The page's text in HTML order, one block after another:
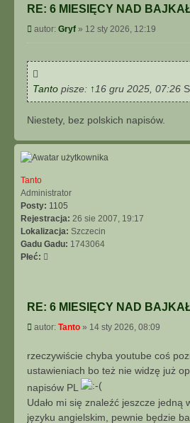
k
u
s
z
r
y
f
RE: 6 MIESIĘCY NAD
P
o
autor: Gryf » 12 sty 2026, 12:19
Tanto pisze: ↑ 16 gru 2025, 07:26
Niestety, bez polskich napisów.
Tanto
Administrator
Posty: 1105
Rejestracja: 26 sie 2007, 19:17
Lokalizacja: Szczecin
Gadu Gadu: 1743064
Płeć:
RE: 6 MIESIĘCY NAD
P
s
autor: Tanto » 14 sty 2026, 08:09
rzeczywiście chyba youtube coś
ustawieniach bo też nie widzę już
napisów PL
Udało mi się znaleźć jeszcze jedną
języku angielskim, pewnie będzie